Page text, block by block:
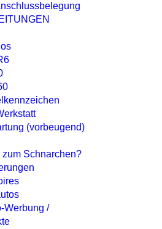
(vorbeugend)
zum Schnarchen?
Werbung /